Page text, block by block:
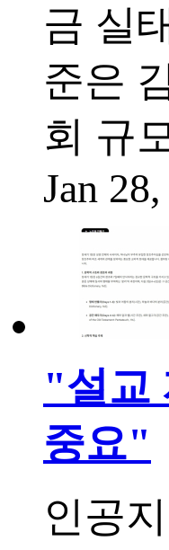
금 실
준은
회 규
Jan
"설교
중요"
인공